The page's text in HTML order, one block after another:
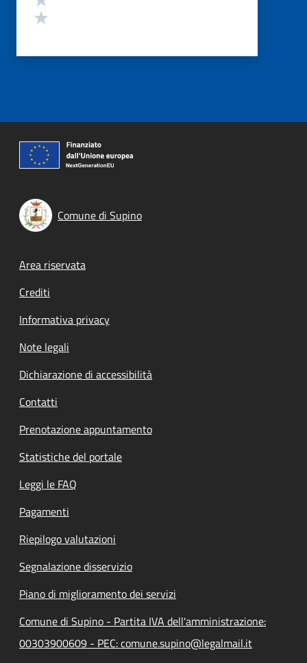
Comune di Supino
Footer menu
Area riservata
Crediti
Informativa privacy
Note legali
Dichiarazione di accessibilità
Contatti
Prenotazione appuntamento
Statistiche del portale
Leggi le FAQ
Pagamenti
Riepilogo valutazioni
Segnalazione disservizio
Piano di miglioramento dei servizi
Comune di Supino - Partita IVA dell'amministrazione:
00303900609 - PEC: comune.supino@legalmail.it